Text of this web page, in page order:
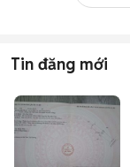
Tin đăng mới